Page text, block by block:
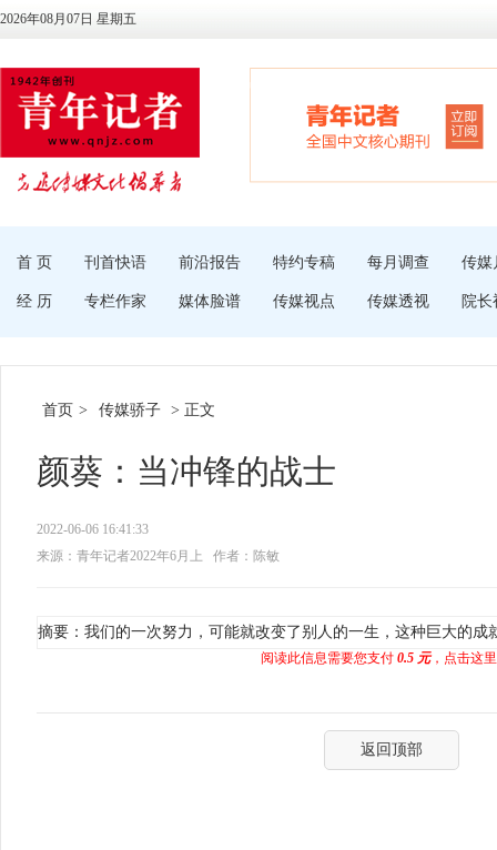
2026年08月07日 星期五
首 页 刊首快语 前沿报告 特约专稿 每月调查 传媒
经 历 专栏作家 媒体脸谱 传媒视点 传媒透视 院长
首页 > 传媒骄子 > 正文
颜葵：当冲锋的战士
2022-06-06 16:41:33
来源：青年记者2022年6月上
作者：陈敏
摘要：我们的一次努力，可能就改变了别人的一生，这种巨大的
阅读此信息需要您支付 0.5 元，点击这
返回顶部